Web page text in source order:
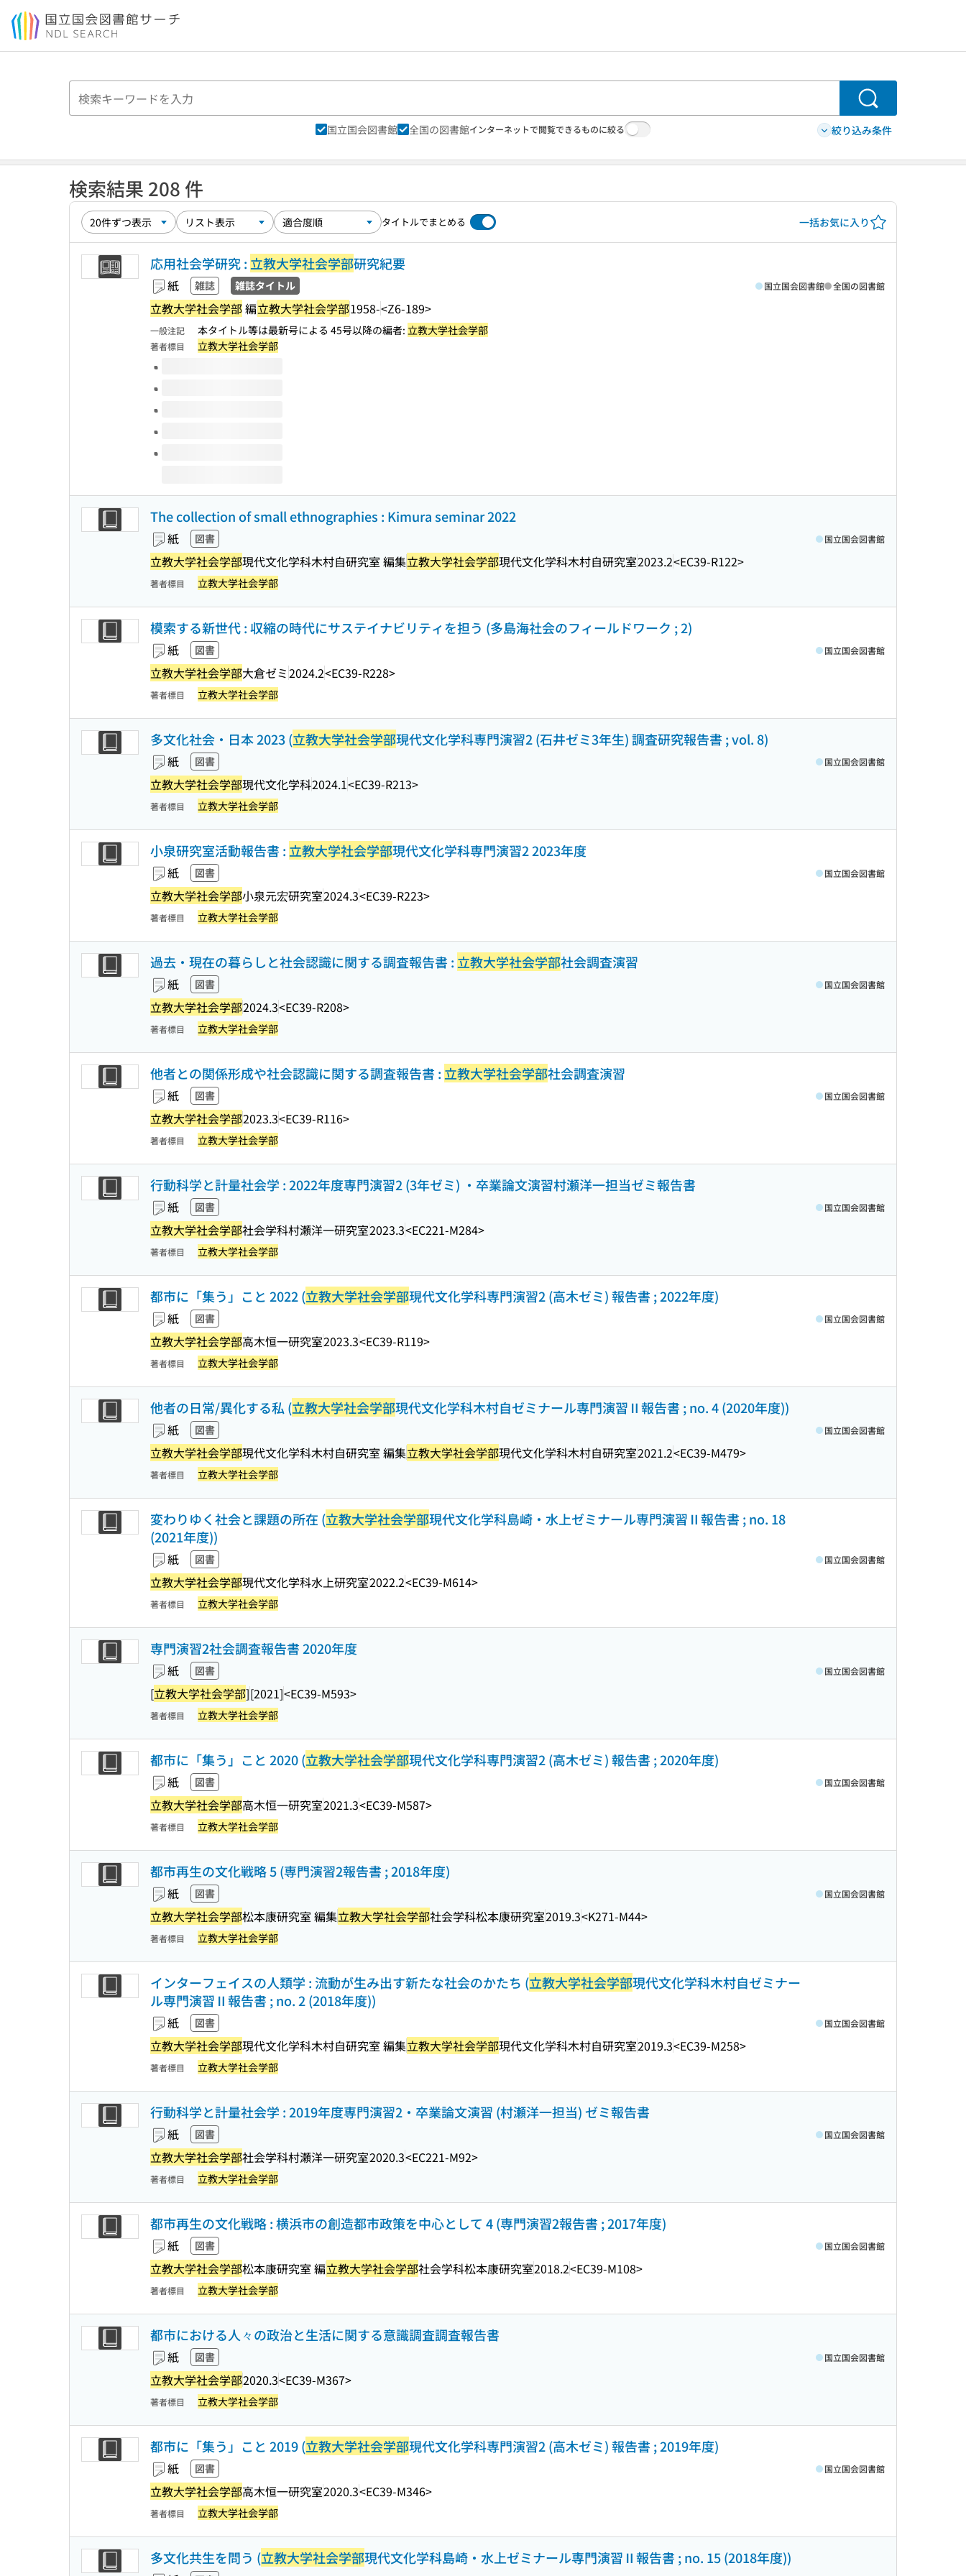
本文へ移動
検索
国立国会図書館 全国の図書館インターネットで閲覧できるものに絞る 絞り込み条件
検索結果 208 件
タイトルでまとめる 一括お気に入り
応用社会学研究 : 立教大学社会学部研究紀要
紙 雑誌 雑誌タイトル
立教大学社会学部編立教大学社会学部1958-<Z6-189>
国立国会図書館 全国の図書館
一般注記 本タイトル等は最新号による 45号以降の編者: 立教大学社会学部
著者標目 立教大学社会学部
このタイトルの巻号
The collection of small ethnographies : Kimura seminar 2022
紙 図書
立教大学社会学部現代文化学科木村自研究室 編集立教大学社会学部現代文化学科木村自研究室2023.2<EC39-R122>
国立国会図書館
著者標目 立教大学社会学部
模索する新世代 : 収縮の時代にサステイナビリティを担う (多島海社会のフィールドワーク ; 2)
紙 図書
立教大学社会学部大倉ゼミ2024.2<EC39-R228>
国立国会図書館
著者標目 立教大学社会学部
多文化社会・日本 2023 (立教大学社会学部現代文化学科専門演習2 (石井ゼミ3年生) 調査研究報告書 ; vol. 8)
紙 図書
立教大学社会学部現代文化学科2024.1<EC39-R213>
国立国会図書館
著者標目 立教大学社会学部
小泉研究室活動報告書 : 立教大学社会学部現代文化学科専門演習2 2023年度
紙 図書
立教大学社会学部小泉元宏研究室2024.3<EC39-R223>
国立国会図書館
著者標目 立教大学社会学部
過去・現在の暮らしと社会認識に関する調査報告書 : 立教大学社会学部社会調査演習
紙 図書
立教大学社会学部2024.3<EC39-R208>
国立国会図書館
著者標目 立教大学社会学部
他者との関係形成や社会認識に関する調査報告書 : 立教大学社会学部社会調査演習
紙 図書
立教大学社会学部2023.3<EC39-R116>
国立国会図書館
著者標目 立教大学社会学部
行動科学と計量社会学 : 2022年度専門演習2 (3年ゼミ) ・卒業論文演習村瀬洋一担当ゼミ報告書
紙 図書
立教大学社会学部社会学科村瀬洋一研究室2023.3<EC221-M284>
国立国会図書館
著者標目 立教大学社会学部
都市に「集う」こと 2022 (立教大学社会学部現代文化学科専門演習2 (高木ゼミ) 報告書 ; 2022年度)
紙 図書
立教大学社会学部高木恒一研究室2023.3<EC39-R119>
国立国会図書館
著者標目 立教大学社会学部
他者の日常/異化する私 (立教大学社会学部現代文化学科木村自ゼミナール専門演習Ⅱ報告書 ; no. 4 (2020年度))
紙 図書
立教大学社会学部現代文化学科木村自研究室 編集立教大学社会学部現代文化学科木村自研究室2021.2<EC39-M479>
国立国会図書館
著者標目 立教大学社会学部
変わりゆく社会と課題の所在 (立教大学社会学部現代文化学科島崎・水上ゼミナール専門演習Ⅱ報告書 ; no. 18
(2021年度))
紙 図書
立教大学社会学部現代文化学科水上研究室2022.2<EC39-M614>
国立国会図書館
著者標目 立教大学社会学部
専門演習2社会調査報告書 2020年度
紙 図書
[立教大学社会学部][2021]<EC39-M593>
国立国会図書館
著者標目 立教大学社会学部
都市に「集う」こと 2020 (立教大学社会学部現代文化学科専門演習2 (高木ゼミ) 報告書 ; 2020年度)
紙 図書
立教大学社会学部高木恒一研究室2021.3<EC39-M587>
国立国会図書館
著者標目 立教大学社会学部
都市再生の文化戦略 5 (専門演習2報告書 ; 2018年度)
紙 図書
立教大学社会学部松本康研究室 編集立教大学社会学部社会学科松本康研究室2019.3<K271-M44>
国立国会図書館
著者標目 立教大学社会学部
インターフェイスの人類学 : 流動が生み出す新たな社会のかたち (立教大学社会学部現代文化学科木村自ゼミナー
ル専門演習Ⅱ報告書 ; no. 2 (2018年度))
紙 図書
立教大学社会学部現代文化学科木村自研究室 編集立教大学社会学部現代文化学科木村自研究室2019.3<EC39-M258>
国立国会図書館
著者標目 立教大学社会学部
行動科学と計量社会学 : 2019年度専門演習2・卒業論文演習 (村瀬洋一担当) ゼミ報告書
紙 図書
立教大学社会学部社会学科村瀬洋一研究室2020.3<EC221-M92>
国立国会図書館
著者標目 立教大学社会学部
都市再生の文化戦略 : 横浜市の創造都市政策を中心として 4 (専門演習2報告書 ; 2017年度)
紙 図書
立教大学社会学部松本康研究室 編立教大学社会学部社会学科松本康研究室2018.2<EC39-M108>
国立国会図書館
著者標目 立教大学社会学部
都市における人々の政治と生活に関する意識調査調査報告書
紙 図書
立教大学社会学部2020.3<EC39-M367>
国立国会図書館
著者標目 立教大学社会学部
都市に「集う」こと 2019 (立教大学社会学部現代文化学科専門演習2 (高木ゼミ) 報告書 ; 2019年度)
紙 図書
立教大学社会学部高木恒一研究室2020.3<EC39-M346>
国立国会図書館
著者標目 立教大学社会学部
多文化共生を問う (立教大学社会学部現代文化学科島崎・水上ゼミナール専門演習Ⅱ報告書 ; no. 15 (2018年度))